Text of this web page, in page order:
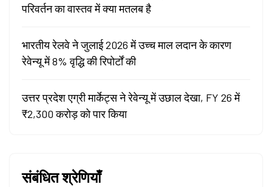
परिवर्तन का वास्तव में क्या मतलब है
भारतीय रेलवे ने जुलाई 2026 में उच्च माल लदान के कारण
रेवेन्यू में 8% वृद्धि की रिपोर्टों की
उत्तर प्रदेश एग्री मार्केट्स ने रेवेन्यू में उछाल देखा, FY 26 में
₹2,300 करोड़ को पार किया
संबंधित श्रेणियाँ